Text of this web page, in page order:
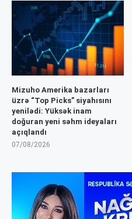
Mizuho Amerika bazarları
üzrə “Top Picks” siyahısını
yenilədi: Yüksək inam
doğuran yeni səhm ideyaları
açıqlandı
07/08/2026